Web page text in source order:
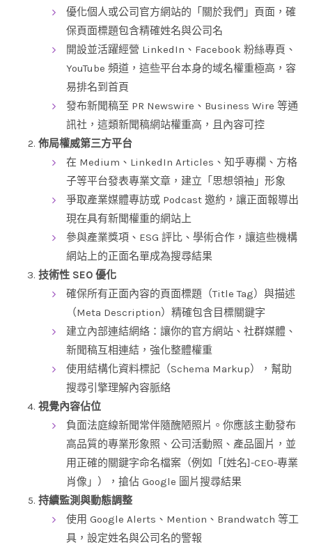
優化個人或公司官方網站的「關於我們」頁面，確
保頁面標題包含精確姓名與公司名
開設並活躍經營 LinkedIn、Facebook 粉絲專頁、
YouTube 頻道，這些平台本身的域名權重極高，容
易排名到首頁
發布新聞稿至 PR Newswire、Business Wire 等通
訊社，這類新聞稿網站權重高，且內容可控
佈局權威第三方平台
在 Medium、LinkedIn Articles、知乎專欄、方格
子等平台發表專業文章，建立「思想領袖」形象
爭取產業媒體專訪或 Podcast 邀約，讓正面報導出
現在具有新聞權重的網站上
參與產業獎項、ESG 評比、學術合作，讓這些機構
網站上的正面名單成為搜尋結果
技術性 SEO 優化
確保所有正面內容的頁面標題（Title Tag）與描述
（Meta Description）精確包含目標關鍵字
建立內部連結網絡：讓你的官方網站、社群媒體、
新聞稿互相連結，強化整體權重
使用結構化資料標記（Schema Markup），幫助
搜尋引擎理解內容脈絡
視覺內容佔位
負面法庭線新聞常伴隨醜陋照片。你應該主動發布
高品質的專業形象照、公司活動照、產品圖片，並
用正確的關鍵字命名檔案（例如「[姓名]-CEO-專業
肖像」），搶佔 Google 圖片搜尋結果
持續監測與動態調整
使用 Google Alerts、Mention、Brandwatch 等工
具，設定姓名與公司名的警報